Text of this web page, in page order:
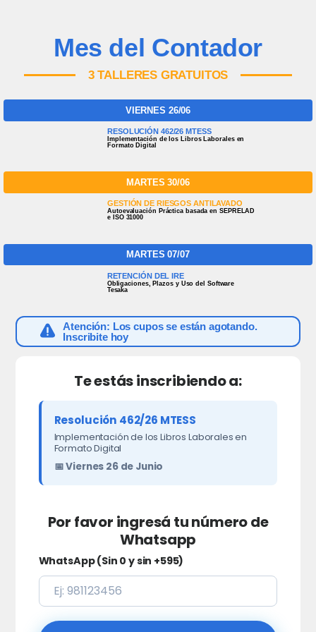
Mes del Contador
3 TALLERES GRATUITOS
VIERNES 26/06
RESOLUCIÓN 462/26 MTESS
Implementación de los Libros Laborales en
Formato Digital
MARTES 30/06
GESTIÓN DE RIESGOS ANTILAVADO
Autoevaluación Práctica basada en SEPRELAD
e ISO 31000
MARTES 07/07
RETENCIÓN DEL IRE
Obligaciones, Plazos y Uso del Software
Tesaka
Atención: Los cupos se están agotando.
Inscribite hoy
Te estás inscribiendo a:
Resolución 462/26 MTESS
Implementación de los Libros Laborales en
Formato Digital
📅 Viernes 26 de Junio
Por favor ingresá tu número de
Whatsapp
WhatsApp (Sin 0 y sin +595)